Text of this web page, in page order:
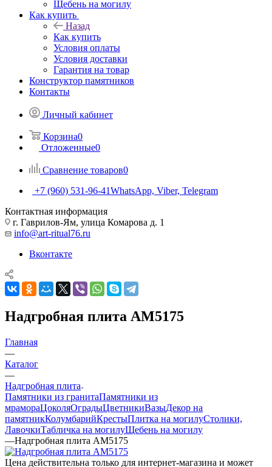
Щебень на могилу
Как купить
Назад
Как купить
Условия оплаты
Условия доставки
Гарантия на товар
Конструктор памятников
Контакты
Личный кабинет
Корзина0
Отложенные0
Сравнение товаров0
+7 (960) 531-96-41WhatsApp, Viber, Telegram
Контактная информация
г. Гаврилов-Ям, улица Комарова д. 1
info@art-ritual76.ru
Вконтакте
Надгробная плита AM5175
Главная
—
Каталог
—
Надгробная плита
Памятники из гранитаПамятники из
мрамораЦоколяОградыЦветникиВазыДекор на
памятникКолумбарийКрестыПлитка на могилуСтолики,
ЛавочкиТабличка на могилуЩебень на могилу
—Надгробная плита AM5175
Цена действительна только для интернет-магазина и может